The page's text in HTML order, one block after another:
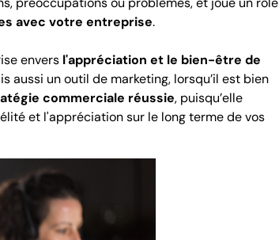
avec votre entreprise.
envers l'appréciation et le bien-être de
aussi un outil de marketing, lorsqu’il est bien
commerciale réussie, puisqu’elle
et l'appréciation sur le long terme de vos